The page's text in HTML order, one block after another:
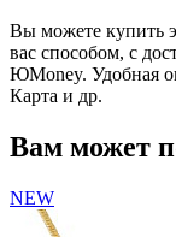
Вы можете купить
вас способом, с
ЮMoney. Удобная
Карта и др.
Вам может
NEW